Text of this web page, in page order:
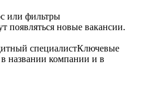
или фильтры
появляться новые вакансии.
специалистКлючевые
названии компании и в